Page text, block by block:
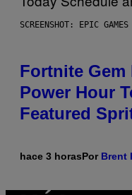
SCREENSHOT: EPIC GAMES
Fortnite Gem
Power Hour
Featured
hace 3 horasPor Brent